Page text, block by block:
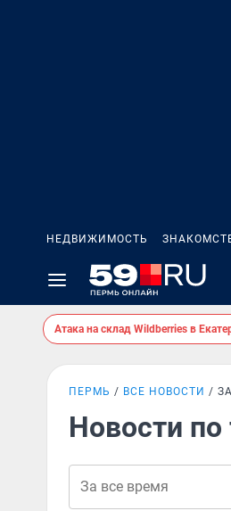
НЕДВИЖИМОСТЬ
Атака на склад Wildberries в
ПЕРМЬ ВСЕ НОВОСТИ
Новости по